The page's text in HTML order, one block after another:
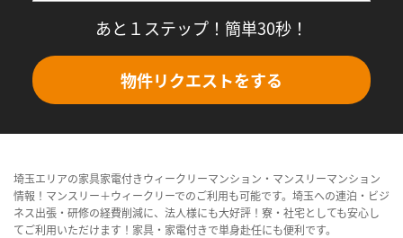
あと１ステップ！簡単30秒！
物件リクエストをする
埼玉エリアの家具家電付きウィークリーマンション・マンスリーマンション
情報！マンスリー＋ウィークリーでのご利用も可能です。埼玉への連泊・ビジ
ネス出張・研修の経費削減に、法人様にも大好評！寮・社宅としても安心し
てご利用いただけます！家具・家電付きで単身赴任にも便利です。